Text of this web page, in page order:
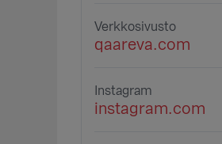
Verkkosivusto
qaareva.com
Instagram
instagram.com